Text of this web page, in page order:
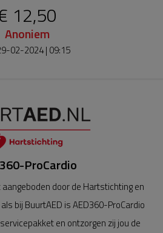
12,50
Anoniem
02-2024 | 09:15
ProCardio
door de Hartstichting en
bij BuurtAED is AED360-ProCardio
en ontzorgen zij jou de